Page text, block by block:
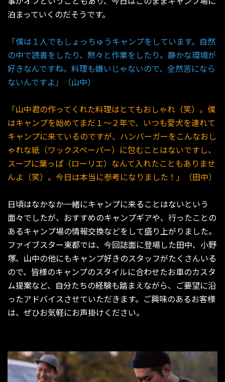
泊まっていくのだそうです。
「僕は１人でもしょっちゅうキャンプをしています。自然
の中で読書をしたり、黙々と作業をしたり。静かな環境が
好きなんですね。料理も嫌いじゃないので、全然苦になら
ないんですよ」（山中）
「山中君の作ってくれた料理はとてもおしゃれ（笑）。僕
はキャンプを始めてまだ１〜２年で、いつも愛犬を連れて
キャンプに来ているのですが、ハンバーガーをこんなおし
ゃれな紙（ワックスペーパー）に包むことはないですし、
スープに葉っぱ（ローリエ）なんて入れたこともありませ
んよ（笑）。今日は本当に参考になりました！」（田中）
日頃はなかなか一緒にキャンプに来ることはないという
面々でしたが、おすすめのキャンプギアや、行ったことの
あるキャンプ場の情報交換などをして盛り上がりました。
ファイブスター東都では、今回誌面に登場した田中、小野
塚、山中の他にもキャンプ好きのスタッフがたくさんいる
ので、皆様のキャンプのスタイルに合わせたお車のカスタ
ム提案など、自分たちの経験も踏まえながら、ご要望に沿
ったアドバイスさせていただきます。ご興味のあるお客様
は、ぜひお気軽にお声掛けください。